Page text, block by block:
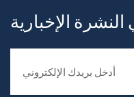
الإخبارية